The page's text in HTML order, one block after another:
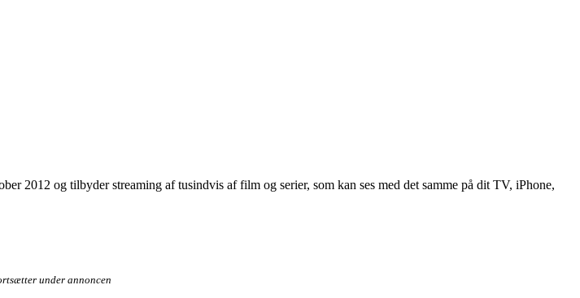
2012 og tilbyder streaming af tusindvis af film og serier, som kan ses med det samme på dit TV, iPhone,
under annoncen